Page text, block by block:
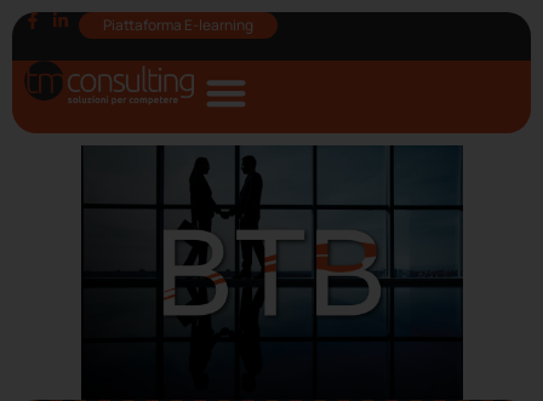
Piattaforma E-learning